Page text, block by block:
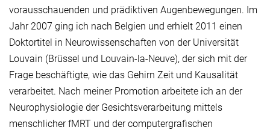
vorausschauenden und prädiktiven Augenbewegungen. Im
Jahr 2007 ging ich nach Belgien und erhielt 2011 einen
Doktortitel in Neurowissenschaften von der Universität
Louvain (Brüssel und Louvain-la-Neuve), der sich mit der
Frage beschäftigte, wie das Gehirn Zeit und Kausalität
verarbeitet. Nach meiner Promotion arbeitete ich an der
Neurophysiologie der Gesichtsverarbeitung mittels
menschlicher fMRT und der computergrafischen